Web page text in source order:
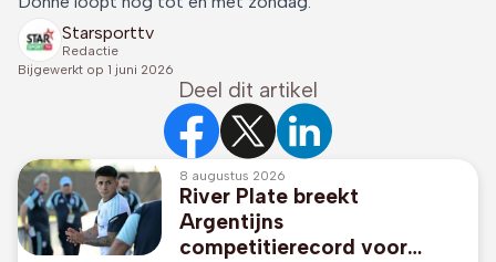
Starsporttv
Redactie
Bijgewerkt op 1 juni 2026
Deel dit artikel
8 augustus 2026
River Plate breekt
Argentijns
competitierecord voor